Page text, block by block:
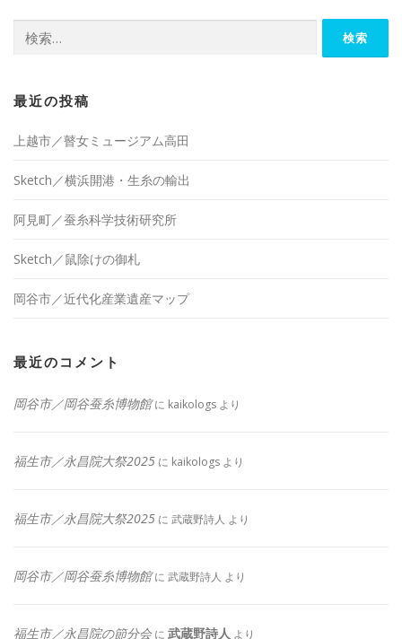
索:
最近の投稿
上越市／瞽女ミュージアム高田
Sketch／横浜開港・生糸の輸出
阿見町／蚕糸科学技術研究所
Sketch／鼠除けの御札
岡谷市／近代化産業遺産マップ
最近のコメント
岡谷市／岡谷蚕糸博物館に kaikologs より
福生市／永昌院大祭2025 に kaikologs より
福生市／永昌院大祭2025 に 武蔵野詩人 より
岡谷市／岡谷蚕糸博物館に 武蔵野詩人 より
福生市／永昌院の節分会に 武蔵野詩人 より